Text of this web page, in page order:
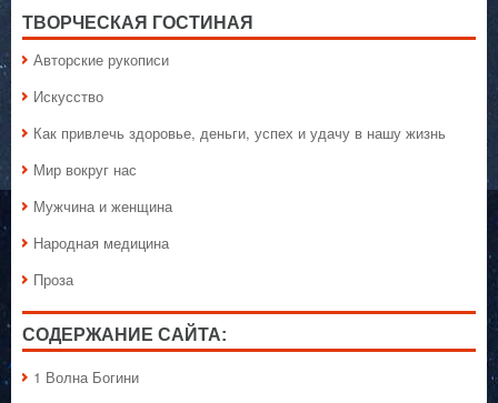
ТВОРЧЕСКАЯ ГОСТИНАЯ
Авторские рукописи
Искусство
Как привлечь здоровье, деньги, успех и удачу в нашу жизнь
Мир вокруг нас
Мужчина и женщина
Народная медицина
Проза
СОДЕРЖАНИЕ САЙТА:
1 Волна Богини